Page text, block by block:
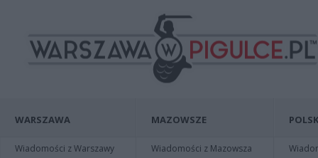
WARSZAWA
Wiadomości z Warszawy
MAZOWSZE
Wiadomości z Mazowsza